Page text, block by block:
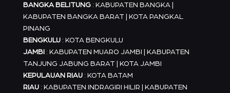
BANGKA BELITUNG: KABUPATEN BANGKA |
KABUPATEN BANGKA BARAT | KOTA PANGKAL
PINANG
BENGKULU: KOTA BENGKULU
JAMBI: KABUPATEN MUARO JAMBI | KABUPATEN
TANJUNG JABUNG BARAT | KOTA JAMBI
KEPULAUAN RIAU: KOTA BATAM
RIAU: KABUPATEN INDRAGIRI HILIR | KABUPATEN